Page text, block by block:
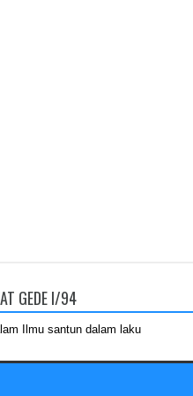
GEDE I/94
Ilmu santun dalam laku